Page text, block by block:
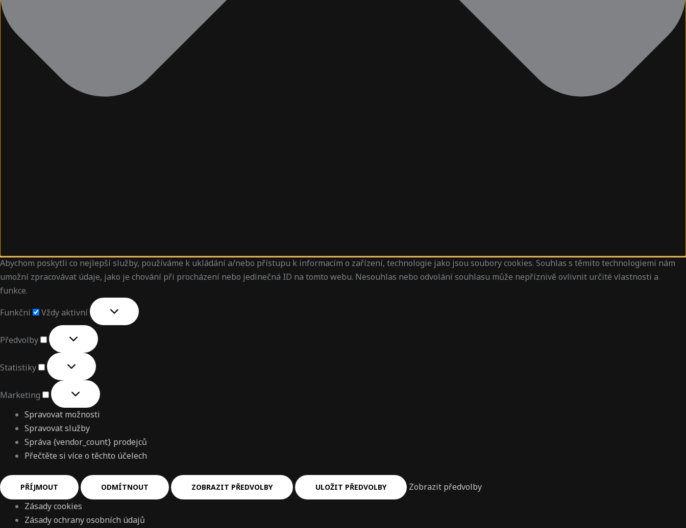
Abychom poskytli co nejlepší služby, používáme k ukládání a/nebo přístupu k informacím o zařízení, technologie jako jsou soubory cookies. Souhlas s těmito technologiemi nám
umožní zpracovávat údaje, jako je chování při procházení nebo jedinečná ID na tomto webu. Nesouhlas nebo odvolání souhlasu může nepříznivě ovlivnit určité vlastnosti a
funkce.
Funkční
Vždy aktivní
Předvolby
Statistiky
Marketing
Spravovat možnosti
Spravovat služby
Správa {vendor_count} prodejců
Přečtěte si více o těchto účelech
PŘÍJMOUT ODMÍTNOUT ZOBRAZIT PŘEDVOLBY ULOŽIT PŘEDVOLBY
Zobrazit předvolby
Zásady cookies
Zásady ochrany osobních údajů